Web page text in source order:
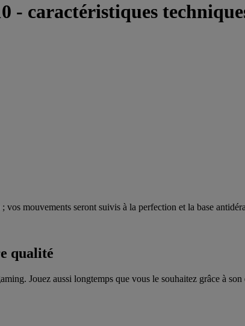
caractéristiques
mouvements seront suivis à la perfection et la base
qualité
Jouez aussi longtemps que vous le souhaitez grâce à